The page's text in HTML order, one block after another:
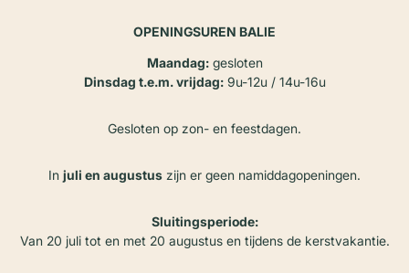
OPENINGSUREN BALIE
Maandag:gesloten
Dinsdag t.e.m. vrijdag:9u-12u / 14u-16u
Gesloten op zon- en feestdagen.
In juli en augustus zijn er geen namiddagopeningen.
Sluitingsperiode:
Van 20 juli tot en met 20 augustus en tijdens de kerstvakantie.